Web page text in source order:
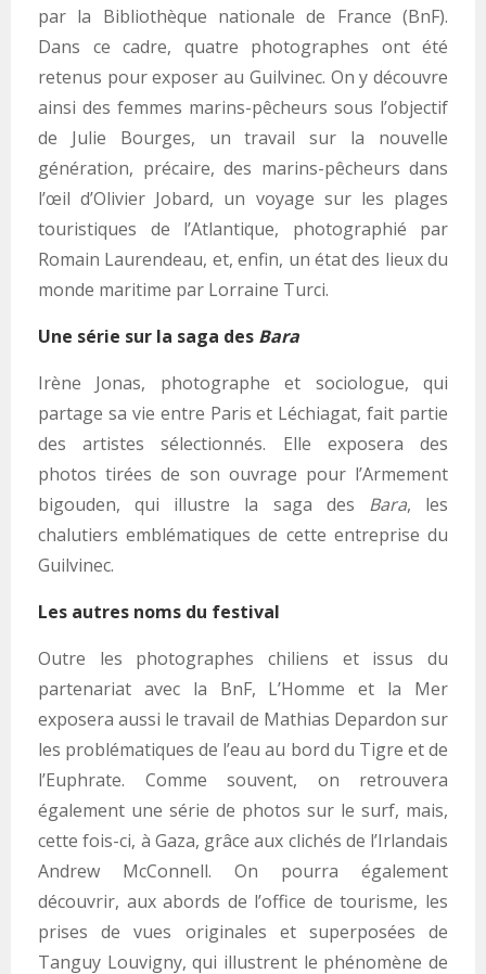
par la Bibliothèque nationale de France (BnF).
Dans ce cadre, quatre photographes ont été
retenus pour exposer au Guilvinec. On y découvre
ainsi des femmes marins-pêcheurs sous l’objectif
de Julie Bourges, un travail sur la nouvelle
génération, précaire, des marins-pêcheurs dans
l’œil d’Olivier Jobard, un voyage sur les plages
touristiques de l’Atlantique, photographié par
Romain Laurendeau, et, enfin, un état des lieux du
monde maritime par Lorraine Turci.
Une série sur la saga des Bara
Irène Jonas, photographe et sociologue, qui
partage sa vie entre Paris et Léchiagat, fait partie
des artistes sélectionnés. Elle exposera des
photos tirées de son ouvrage pour l’Armement
bigouden, qui illustre la saga des Bara, les
chalutiers emblématiques de cette entreprise du
Guilvinec.
Les autres noms du festival
Outre les photographes chiliens et issus du
partenariat avec la BnF, L’Homme et la Mer
exposera aussi le travail de Mathias Depardon sur
les problématiques de l’eau au bord du Tigre et de
l’Euphrate. Comme souvent, on retrouvera
également une série de photos sur le surf, mais,
cette fois-ci, à Gaza, grâce aux clichés de l’Irlandais
Andrew McConnell. On pourra également
découvrir, aux abords de l’office de tourisme, les
prises de vues originales et superposées de
Tanguy Louvigny, qui illustrent le phénomène de